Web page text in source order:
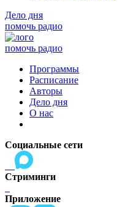
Дело дня
помочь радио
помочь радио
Программы
Расписание
Авторы
Дело дня
О нас
Социальные сети
Стриминги
Приложение